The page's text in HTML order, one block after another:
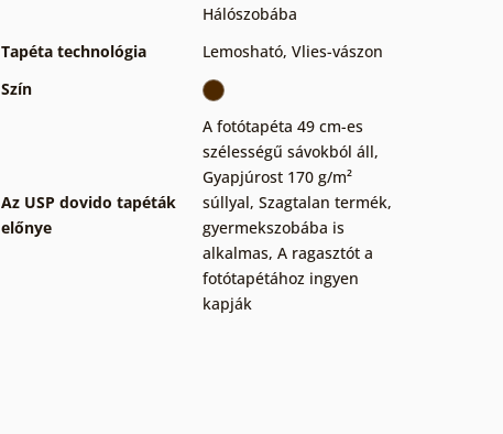
Hálószobába
Tapéta technológia
Lemosható, Vlies-vászon
Szín
Az USP dovido tapéták
előnye
A fotótapéta 49 cm-es
szélességű sávokból áll,
Gyapjúrost 170 g/m²
súllyal, Szagtalan termék,
gyermekszobába is
alkalmas, A ragasztót a
fotótapétához ingyen
kapják